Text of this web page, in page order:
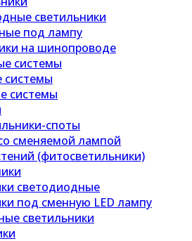
светильники
под лампу
на шинопроводе
системы
системы
системы
споты
сменяемой лампой
(фитосветильники)
светодиодные
под сменную LED лампу
светильники